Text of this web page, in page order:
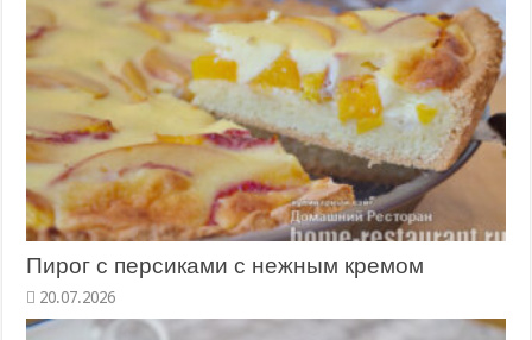
Пирог с персиками с нежным кремом
20.07.2026